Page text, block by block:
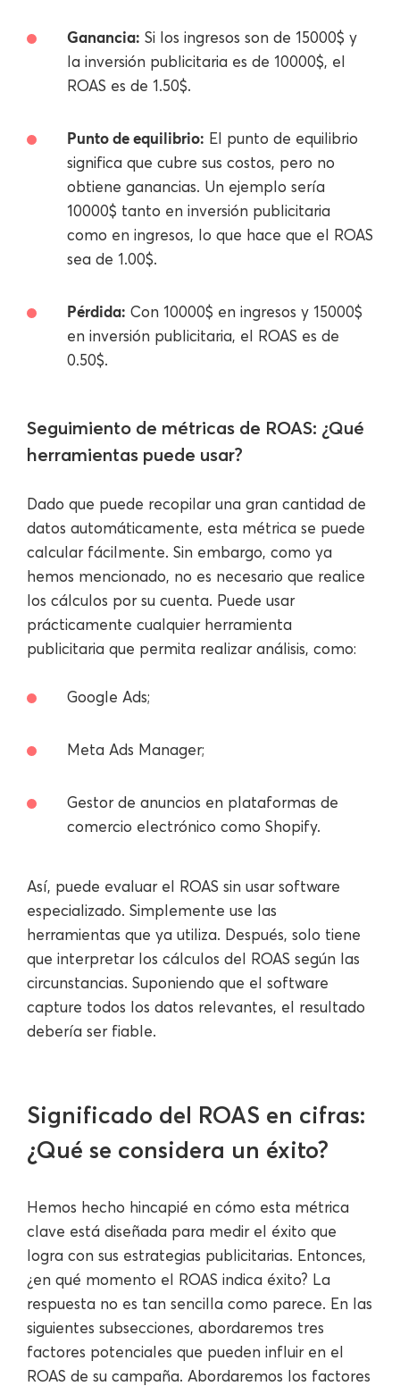
Ganancia: Si los ingresos son de 15000$ y
la inversión publicitaria es de 10000$, el
ROAS es de 1.50$.
Punto de equilibrio: El punto de equilibrio
significa que cubre sus costos, pero no
obtiene ganancias. Un ejemplo sería
10000$ tanto en inversión publicitaria
como en ingresos, lo que hace que el ROAS
sea de 1.00$.
Pérdida: Con 10000$ en ingresos y 15000$
en inversión publicitaria, el ROAS es de
0.50$.
Seguimiento de métricas de ROAS: ¿Qué
herramientas puede usar?
Dado que puede recopilar una gran cantidad de
datos automáticamente, esta métrica se puede
calcular fácilmente. Sin embargo, como ya
hemos mencionado, no es necesario que realice
los cálculos por su cuenta. Puede usar
prácticamente cualquier herramienta
publicitaria que permita realizar análisis, como:
Google Ads;
Meta Ads Manager;
Gestor de anuncios en plataformas de
comercio electrónico como Shopify.
Así, puede evaluar el ROAS sin usar software
especializado. Simplemente use las
herramientas que ya utiliza. Después, solo tiene
que interpretar los cálculos del ROAS según las
circunstancias. Suponiendo que el software
capture todos los datos relevantes, el resultado
debería ser fiable.
Significado del ROAS en cifras:
¿Qué se considera un éxito?
Hemos hecho hincapié en cómo esta métrica
clave está diseñada para medir el éxito que
logra con sus estrategias publicitarias. Entonces,
¿en qué momento el ROAS indica éxito? La
respuesta no es tan sencilla como parece. En las
siguientes subsecciones, abordaremos tres
factores potenciales que pueden influir en el
ROAS de su campaña. Abordaremos los factores